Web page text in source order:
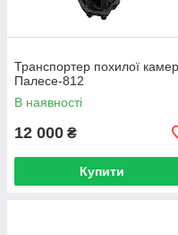
Транспортер похилої
Палесе-812
В наявності
12 000 ₴
Купити